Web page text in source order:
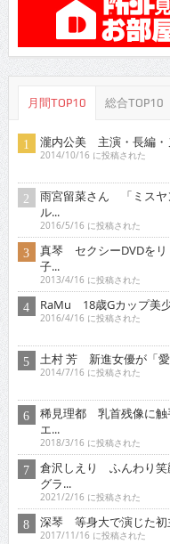
月間TOP10 総合TOP10
瀧内公美 主演・長編・
2014/10/16 に投稿された
雨宮留菜さん 「ミスヤ
ル...
2016/5/16 に投稿された
真琴 セクシーDVDをリ
子...
2013/4/16 に投稿された
RaMu 18歳Gカップ美
2016/4/16 に投稿された
土村 芳 新進女優が「
2014/7/16 に投稿された
稀見理都 乳首残像に
エ...
2018/3/16 に投稿された
倉沢しえり ふんわり笑
グラ...
2021/2/16 に投稿された
深琴 等身大で演じた初
2017/11/16 に投稿された